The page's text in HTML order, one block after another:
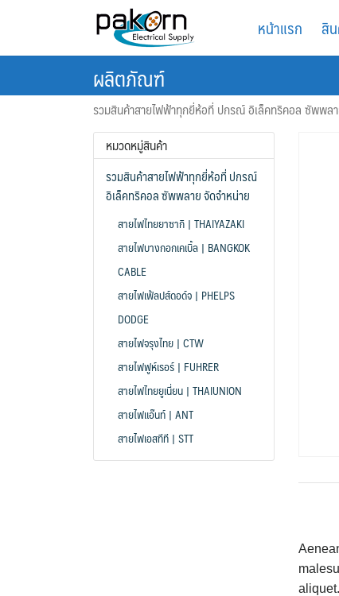
หน้าแรก สิ
ผลิตภัณฑ์
รวมสินค้าสายไฟฟ้าทุกยี่ห้อที่ ปกรณ์ อิเล็คทริคอล ซัพพล
หมวดหมู่สินค้า
รวมสินค้าสายไฟฟ้าทุกยี่ห้อที่ ปกรณ์
อิเล็คทริคอล ซัพพลาย จัดจำหน่าย
สายไฟไทยยาซากิ | THAIYAZAKI
สายไฟบางกอกเคเบิ้ล | BANGKOK
CABLE
สายไฟเฟ้ลปส์ดอด์จ | PHELPS
DODGE
สายไฟจรุงไทย | CTW
สายไฟฟูห์เรอร์ | FUHRER
สายไฟไทยยูเนี่ยน | THAIUNION
สายไฟแอ๊นท์ | ANT
สายไฟเอสทีที | STT